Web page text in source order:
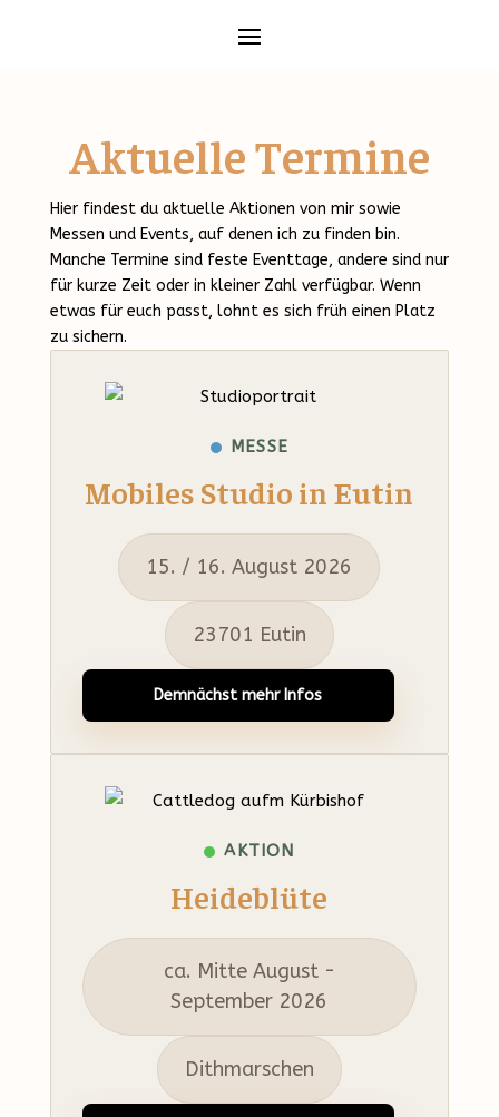
Aktuelle Termine
Hier findest du aktuelle Aktionen von mir sowie
Messen und Events, auf denen ich zu finden bin.
Manche Termine sind feste Eventtage, andere sind nur
für kurze Zeit oder in kleiner Zahl verfügbar. Wenn
etwas für euch passt, lohnt es sich früh einen Platz
zu sichern.
MESSE
Mobiles Studio in Eutin
15. / 16. August 2026
23701 Eutin
Demnächst mehr Infos
AKTION
Heideblüte
ca. Mitte August -
September 2026
Dithmarschen